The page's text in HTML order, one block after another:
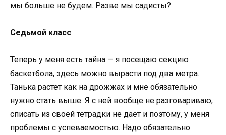
мы больше не будем. Разве мы садисты?
Седьмой класс
Теперь у меня есть тайна — я посещаю секцию
баскетбола, здесь можно вырасти под два метра.
Танька растет как на дрожжах и мне обязательно
нужно стать выше. Я с ней вообще не разговариваю,
списать из своей тетрадки не дает и поэтому, у меня
проблемы с успеваемостью. Надо обязательно